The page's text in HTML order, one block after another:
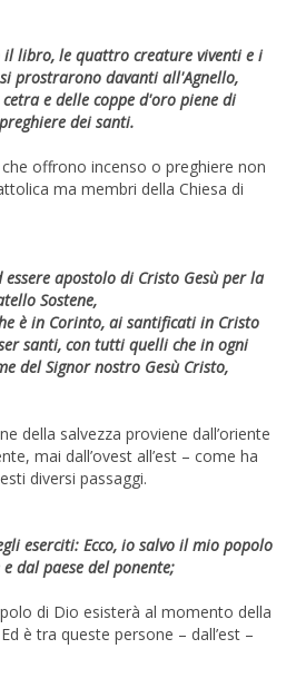
il libro, le quattro creature viventi e i
prostrarono davanti all'Agnello,
e delle coppe d'oro piene di
dei santi.
offrono incenso o preghiere non
ma membri della Chiesa di
apostolo di Cristo Gesù per la
Sostene,
è in Corinto, ai santificati in Cristo
santi, con tutti quelli che in ogni
del Signor nostro Gesù Cristo,
della salvezza proviene dall’oriente
mai dall’ovest all’est – come ha
diversi passaggi.
eserciti: Ecco, io salvo il mio popolo
dal paese del ponente;
di Dio esisterà al momento della
è tra queste persone – dall’est –